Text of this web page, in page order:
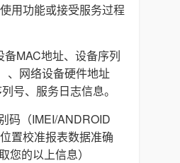
用功能或接受服务过程
MAC地址、设备序列
、网络设备硬件地址
号、服务日志信息。
码（IMEI/ANDROID
置校准报表数据准确
的以上信息）